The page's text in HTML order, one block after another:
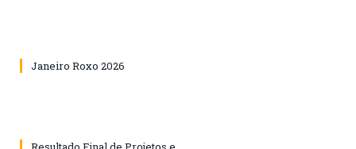
Janeiro Roxo 2026